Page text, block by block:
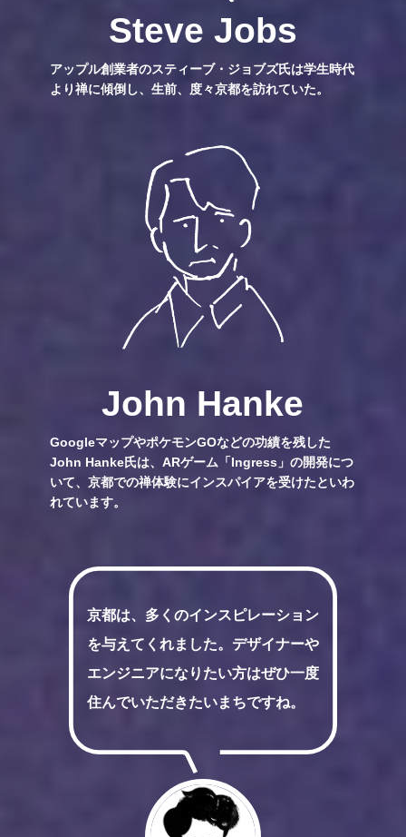
Steve Jobs
アップル創業者のスティーブ・ジョブズ氏は学生時代
より禅に傾倒し、生前、度々京都を訪れていた。
John Hanke
GoogleマップやポケモンGOなどの功績を残した
John Hanke氏は、ARゲーム「Ingress」の開発につ
いて、京都での禅体験にインスパイアを受けたといわ
れています。
京都は、多くのインスピレーション
を与えてくれました。デザイナーや
エンジニアになりたい方はぜひ一度
住んでいただきたいまちですね。